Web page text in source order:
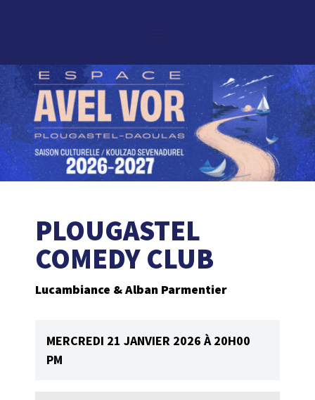
PLOUGASTEL
COMEDY CLUB
Lucambiance & Alban Parmentier
MERCREDI 21 JANVIER 2026 À 20H00
PM